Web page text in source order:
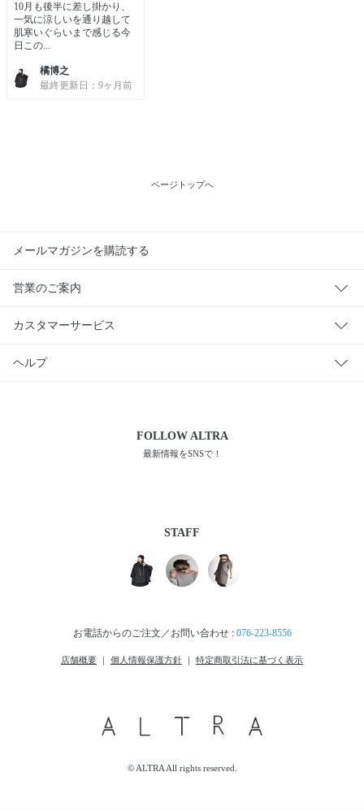
10月も後半に差し掛かり、
一気に涼しいを通り越して
肌寒いぐらいまで感じる今
日この...
橘博之
最終更新日：9ヶ月前
ページトップへ
メールマガジンを購読する
営業のご案内
カスタマーサービス
ヘルプ
FOLLOWALTRA
最新情報をSNSで！
STAFF
お電話からのご注文／お問い合わせ : 076-223-8556
店舗概要 個人情報保護方針 特定商取引法に基づく表示
© ALTRA All rights reserved.